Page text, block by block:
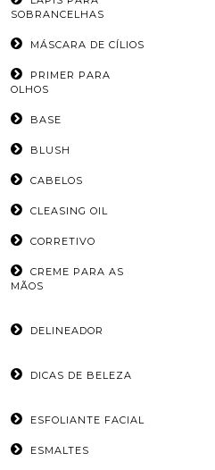
SOBRANCELHAS
MÁSCARA DE CÍLIOS
PRIMER PARA
OLHOS
BASE
BLUSH
CABELOS
CLEASING OIL
CORRETIVO
CREME PARA AS
MÃOS
DELINEADOR
DICAS DE BELEZA
ESFOLIANTE FACIAL
ESMALTES